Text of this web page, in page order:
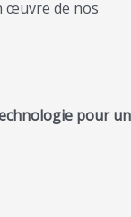
œuvre de nos
pour un